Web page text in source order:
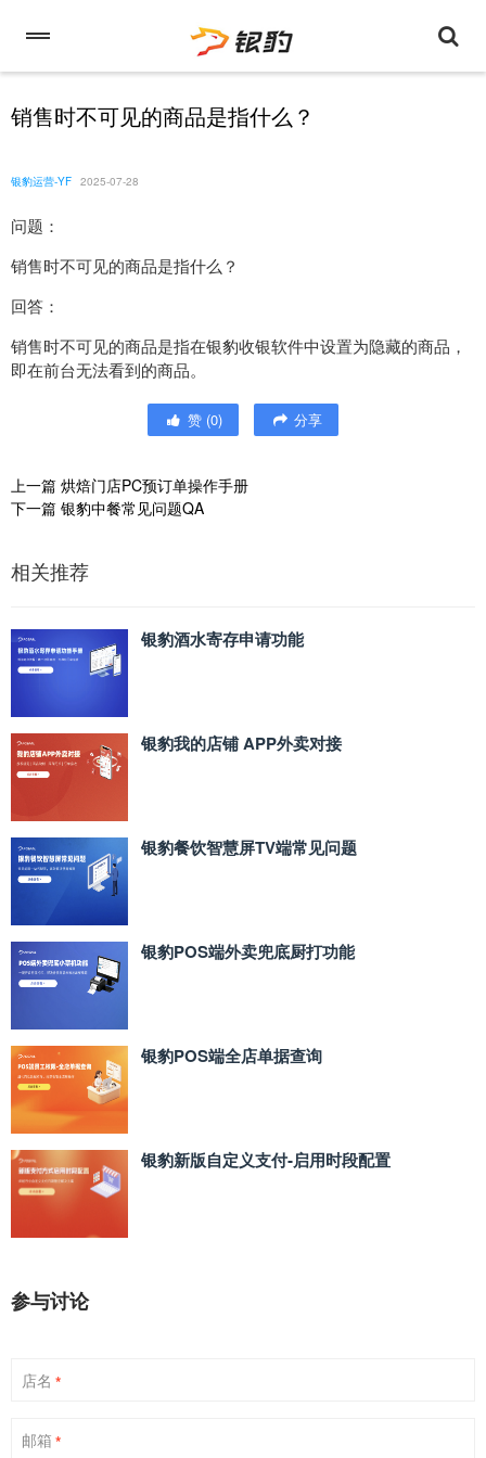
销售时不可见的商品是指什么？
银豹运营-YF 2025-07-28
问题：
销售时不可见的商品是指什么？
回答：
销售时不可见的商品是指在银豹收银软件中设置为隐藏的商品，
即在前台无法看到的商品。
赞 (0) 分享
上一篇 烘焙门店PC预订单操作手册
下一篇 银豹中餐常见问题QA
相关推荐
银豹酒水寄存申请功能
银豹我的店铺 APP外卖对接
银豹餐饮智慧屏TV端常见问题
银豹POS端外卖兜底厨打功能
银豹POS端全店单据查询
银豹新版自定义支付‑启用时段配置
参与讨论
店名 *
邮箱 *